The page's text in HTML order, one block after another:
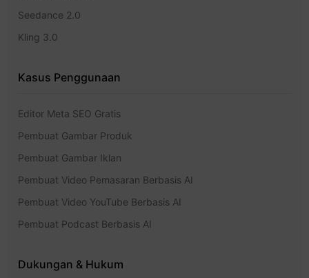
Seedance 2.0
Kling 3.0
Kasus Penggunaan
Editor Meta SEO Gratis
Pembuat Gambar Produk
Pembuat Gambar Iklan
Pembuat Video Pemasaran Berbasis AI
Pembuat Video YouTube Berbasis AI
Pembuat Podcast Berbasis AI
Dukungan & Hukum